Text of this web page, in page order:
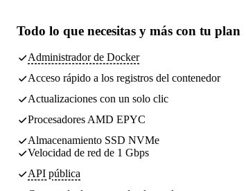
Todo lo que necesitas y más con tu plan
Administrador de Docker
Acceso rápido a los registros del contenedor
Actualizaciones con un solo clic
Procesadores AMD EPYC
Almacenamiento SSD NVMe
Velocidad de red de 1 Gbps
API pública